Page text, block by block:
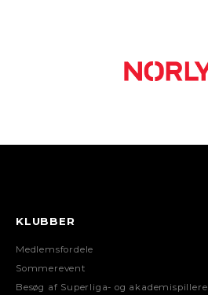
KLUBBER
Medlemsfordele
Sommerevent
Besøg af Superliga- og akademispillere